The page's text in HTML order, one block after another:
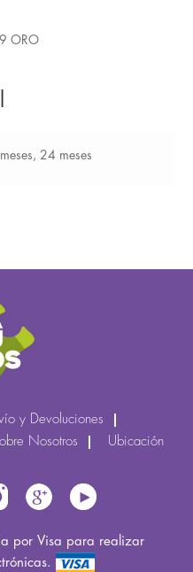
ORO
24 meses
y Devoluciones
Nosotros Ubicación
por Visa para realizar